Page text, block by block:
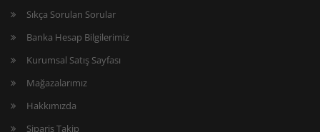
Sıkça Sorulan Sorular
Banka Hesap Bilgilerimiz
Kurumsal Satış Sayfası
Mağazalarımız
Hakkımızda
Sipariş Takip